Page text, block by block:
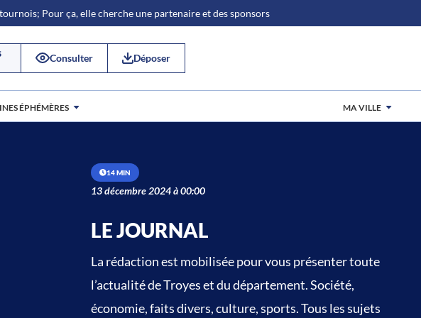
Pour ça, elle cherche une partenaire et des sponsors
Consulter Déposer
ÉPHÉMÈRES MA VILLE
14 MIN
13 décembre 2024 à 00:00
LE JOURNAL
La rédaction est mobilisée pour vous présenter toute
l’actualité de Troyes et du département. Société,
économie, faits divers, culture, sports. Tous les sujets